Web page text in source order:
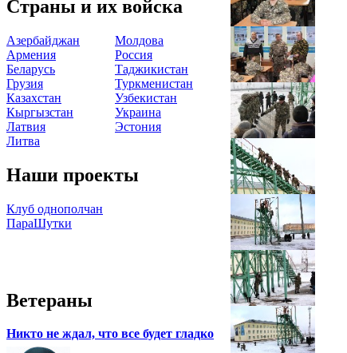
Страны и их войска
Азербайджан
Армения
Беларусь
Грузия
Казахстан
Кыргызстан
Латвия
Литва
Молдова
Россия
Таджикистан
Туркменистан
Узбекистан
Украина
Эстония
Наши проекты
Клуб однополчан
ПараШутки
Ветераны
Никто не ждал, что все будет гладко